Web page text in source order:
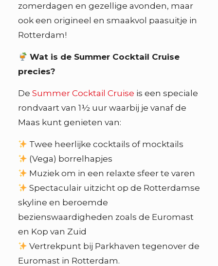
zomerdagen en gezellige avonden, maar
ook een origineel en smaakvol paasuitje in
Rotterdam!
Wat is de Summer Cocktail Cruise
precies?
De Summer Cocktail Cruise is een speciale
rondvaart van 1½ uur waarbij je vanaf de
Maas kunt genieten van:
Twee heerlijke cocktails of mocktails
(Vega) borrelhapjes
Muziek om in een relaxte sfeer te varen
Spectaculair uitzicht op de Rotterdamse
skyline en beroemde
bezienswaardigheden zoals de Euromast
en Kop van Zuid
Vertrekpunt bij Parkhaven tegenover de
Euromast in Rotterdam.